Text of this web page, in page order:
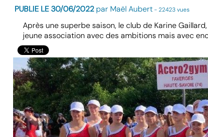
PUBLIE LE 30/06/2022par Maël Aubert- 22423 vues
Après une superbe saison, le club de Karine
jeune association avec des ambitions mais avec